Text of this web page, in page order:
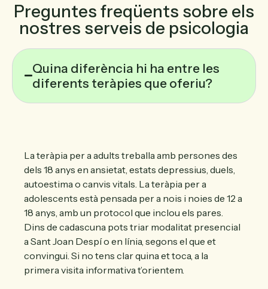
Preguntes freqüents sobre els
nostres serveis de psicologia
Quina diferència hi ha entre les
diferents teràpies que oferiu?
La teràpia per a adults treballa amb persones des
dels 18 anys en ansietat, estats depressius, duels,
autoestima o canvis vitals. La teràpia per a
adolescents està pensada per a nois i noies de 12 a
18 anys, amb un protocol que inclou els pares.
Dins de cadascuna pots triar modalitat presencial
a Sant Joan Despí o en línia, segons el que et
convingui. Si no tens clar quina et toca, a la
primera visita informativa t’orientem.